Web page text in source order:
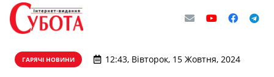
ГАРЯЧІ НОВИНИ 12:43, Вівторок, 15 Жовтня, 2024